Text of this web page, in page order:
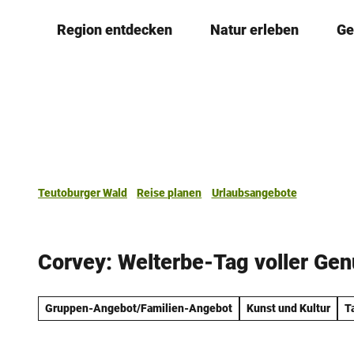
Region entdecken Natur erleben
Teutoburger Wald Reise planen
Urlaubsangebote
Corvey: Welterbe-Tag voller
Gruppen-Angebot/Familien-Angebot Kunst und Kultur